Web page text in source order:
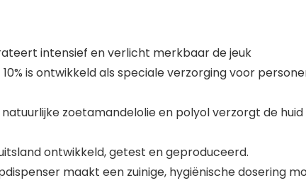
intensief en verlicht merkbaar de jeuk
is ontwikkeld als speciale verzorging voor
zoetamandelolie en polyol verzorgt de
ontwikkeld, getest en geproduceerd.
maakt een zuinige, hygiënische dosering